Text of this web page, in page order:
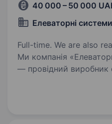
40 000 – 50 000
Елеваторні
Full-time. We are also
Ми компанія
— провідний виробник
допомагаємо нашим